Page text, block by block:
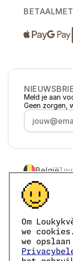
Om
we
we
Meld je aan
Geen zorgen,
België
Česko
Slovensko
Polska
Österreich
Deutschland
France
Danmark
© 2016 →
Loukykvět
We zijn
Wij geven
Ons
Het ID van de
Het EORI-